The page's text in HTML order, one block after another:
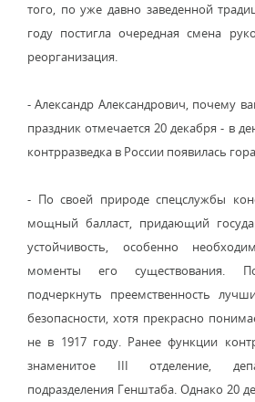
того, по уже давно заведенной
году постигла очередная смена
реорганизация.
- Александр Александрович, почему
праздник отмечается 20 декабря - в
контрразведка в России появилась
- По своей природе спецслужбы
мощный балласт, придающий
устойчивость, особенно
моменты его существования.
подчеркнуть преемственность
безопасности, хотя прекрасно
не в 1917 году. Ранее функции
знаменитое III отделение,
подразделения Генштаба. Однако 20